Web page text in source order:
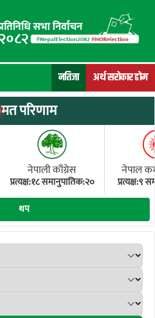
नतिजा अर्थ सरोकार होम
मत परिणाम
नेपाली काँग्रेस
प्रत्यक्ष:१८ समानुपातिक:२०
नेपाल
प्रत्यक्ष:९
थप